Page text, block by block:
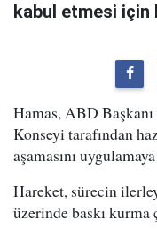
kabul etmesi için
Hamas, ABD
Konseyi tarafından
aşamasını
Hareket, sürecin
üzerinde baskı kurma